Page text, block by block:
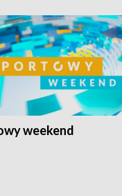
weekend